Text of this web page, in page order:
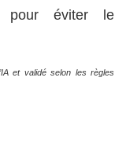
pour éviter le
et validé selon les règles